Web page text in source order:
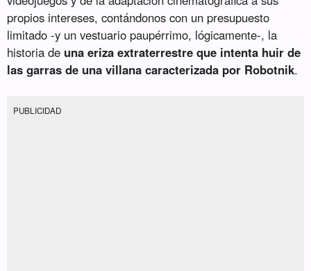
propios intereses, contándonos con un presupuesto
limitado -y un vestuario paupérrimo, lógicamente-, la
historia de una eriza extraterrestre que intenta huir de
las garras de una villana caracterizada por Robotnik.
PUBLICIDAD